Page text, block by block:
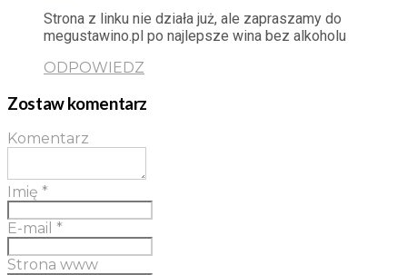
Strona z linku nie działa już, ale zapraszamy do
megustawino.pl po najlepsze wina bez alkoholu
ODPOWIEDZ
Zostaw komentarz
Komentarz
Imię *
E-mail *
Strona www